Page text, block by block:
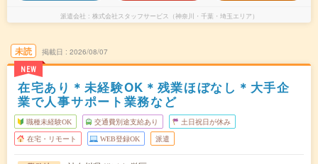
派遣会社 株式会社スタッフサービス（神奈川・千葉・埼玉エリア）
未読
NEW
掲載日 2026/08/07
在宅あり＊未経験OK＊残業ほぼなし＊大手企
業で人事サポート業務など
職種未経験OK 交通費別途支給あり 土日祝日が休み
在宅・リモート WEB登録OK 派遣